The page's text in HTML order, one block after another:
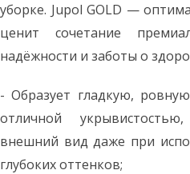
уборке. Jupol GOLD —
ценит сочетание
надёжности и заботы о
-Образует гладкую,
отличной
внешний вид даже при
глубоких оттенков;